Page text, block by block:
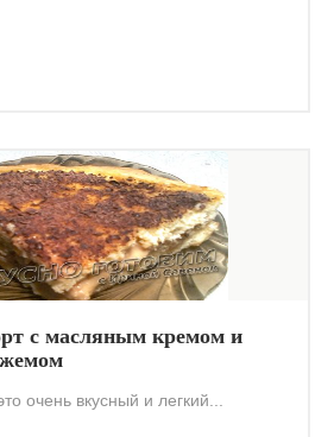
с масляным кремом и
очень вкусный и легкий...